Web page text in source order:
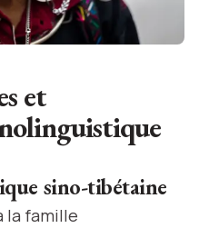
et
sino-tibétaine
la famille